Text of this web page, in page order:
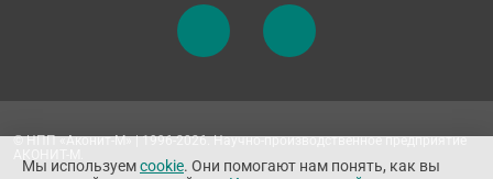
© НПП «Аконит-М» | 1996-2026. Научно-производственное предприятие
Мы используемcookie. Они помогают нам понять, как вы